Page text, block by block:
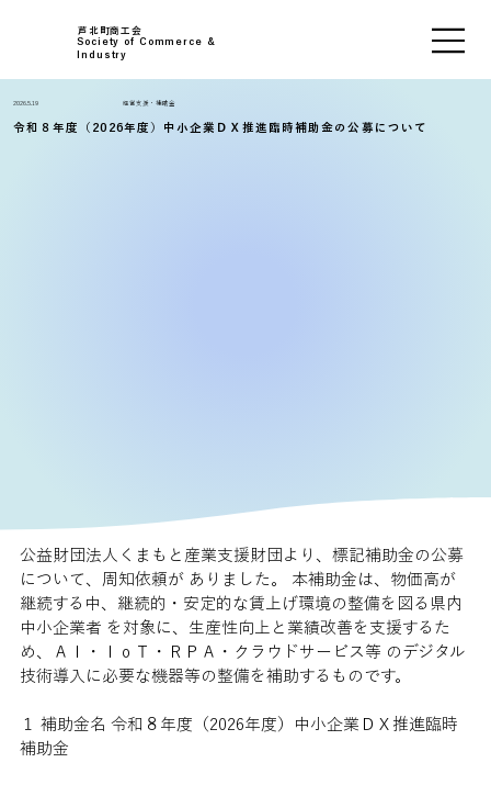
芦北町商工会
Society of Commerce &
Industry
2026.5.19 経営支援・補助金
令和８年度（2026年度）中小企業ＤＸ推進臨時補助金の公募について
公益財団法人くまもと産業支援財団より、標記補助金の公募
について、周知依頼が ありました。 本補助金は、物価高が
継続する中、継続的・安定的な賃上げ環境の整備を図る県内
中小企業者 を対象に、生産性向上と業績改善を支援するた
め、ＡＩ・ＩｏＴ・ＲＰＡ・クラウドサービス等 のデジタル
技術導入に必要な機器等の整備を補助するものです。
１ 補助金名 令和８年度（2026年度）中小企業ＤＸ推進臨時
補助金